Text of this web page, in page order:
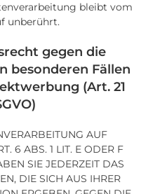
bleibt vom
unberührt.
gegen die
besonderen Fällen
(Art. 21
AUF
6 ABS. 1 LIT. E ODER F
SIE JEDERZEIT DAS
DIE SICH AUS IHRER